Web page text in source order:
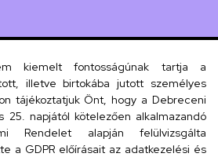
alt.unideb.hu
Kossuth utca 33.
kiemelt fontosságúnak tartja a
illetve birtokába jutott személyes
tájékoztatjuk Önt, hogy a Debreceni
25. napjától kötelezően alkalmazandó
Rendelet alapján felülvizsgálta
a GDPR előírásait az adatkezelési és